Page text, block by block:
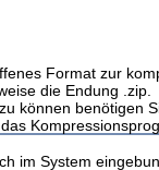
Format zur
die Endung .zip.
können benötigen
im System